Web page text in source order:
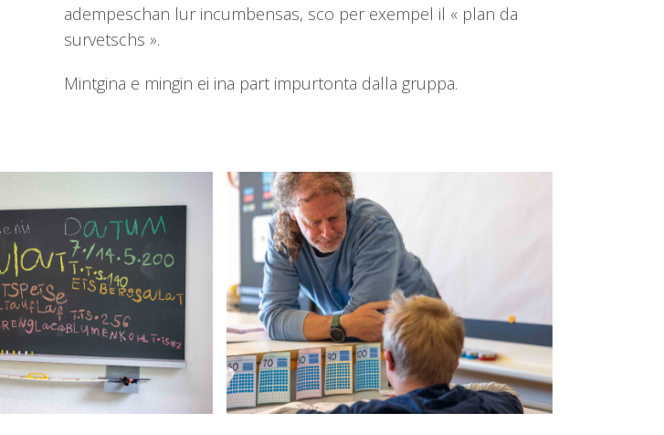
adempeschan lur incumbensas, sco per exempel il « plan da
survetschs ».
Mintgina e mingin ei ina part impurtonta dalla gruppa.